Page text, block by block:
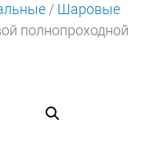
/ Шаровые
полнопроходной